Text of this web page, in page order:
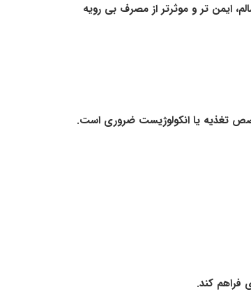
ایمن تر و موثرتر از مصرف بی رویه
تغذیه یا انکولوژیست ضروری است.
کند.